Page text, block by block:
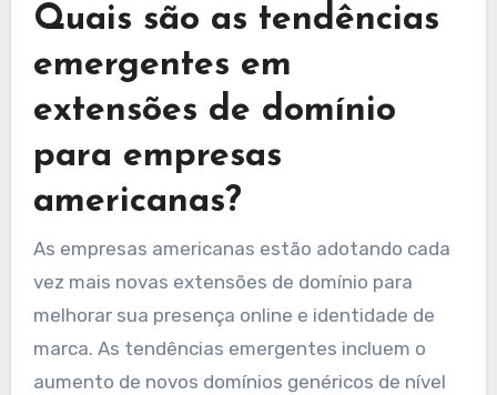
Quais são as tendências
emergentes em
extensões de domínio
para empresas
americanas?
As empresas americanas estão adotando cada
vez mais novas extensões de domínio para
melhorar sua presença online e identidade de
marca. As tendências emergentes incluem o
aumento de novos domínios genéricos de nível